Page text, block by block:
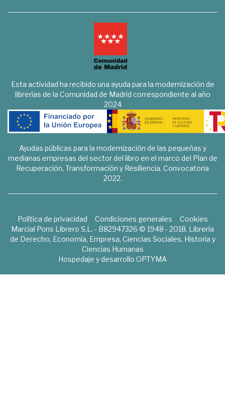
Esta actividad ha recibido una ayuda para la modernización de
librerías de la Comunidad de Madrid correspondiente al año
2024
Ayudas públicas para la modernización de las pequeñas y
medianas empresas del sector del libro en el marco del Plan de
Recuperación, Transformación y Resiliencia. Convocatoria
2022.
Política de privacidad Condiciones generales
Cookies
Marcial Pons Librero S.L. - B82947326 © 1948 - 2018. Librería
de Derecho, Economía, Empresa, Ciencias Sociales, Historia y
Ciencias Humanas
Hospedaje y desarrollo OPTYMA